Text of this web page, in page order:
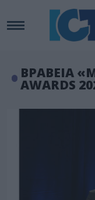
ΒΡΑΒΕΙΑ
AWARDS